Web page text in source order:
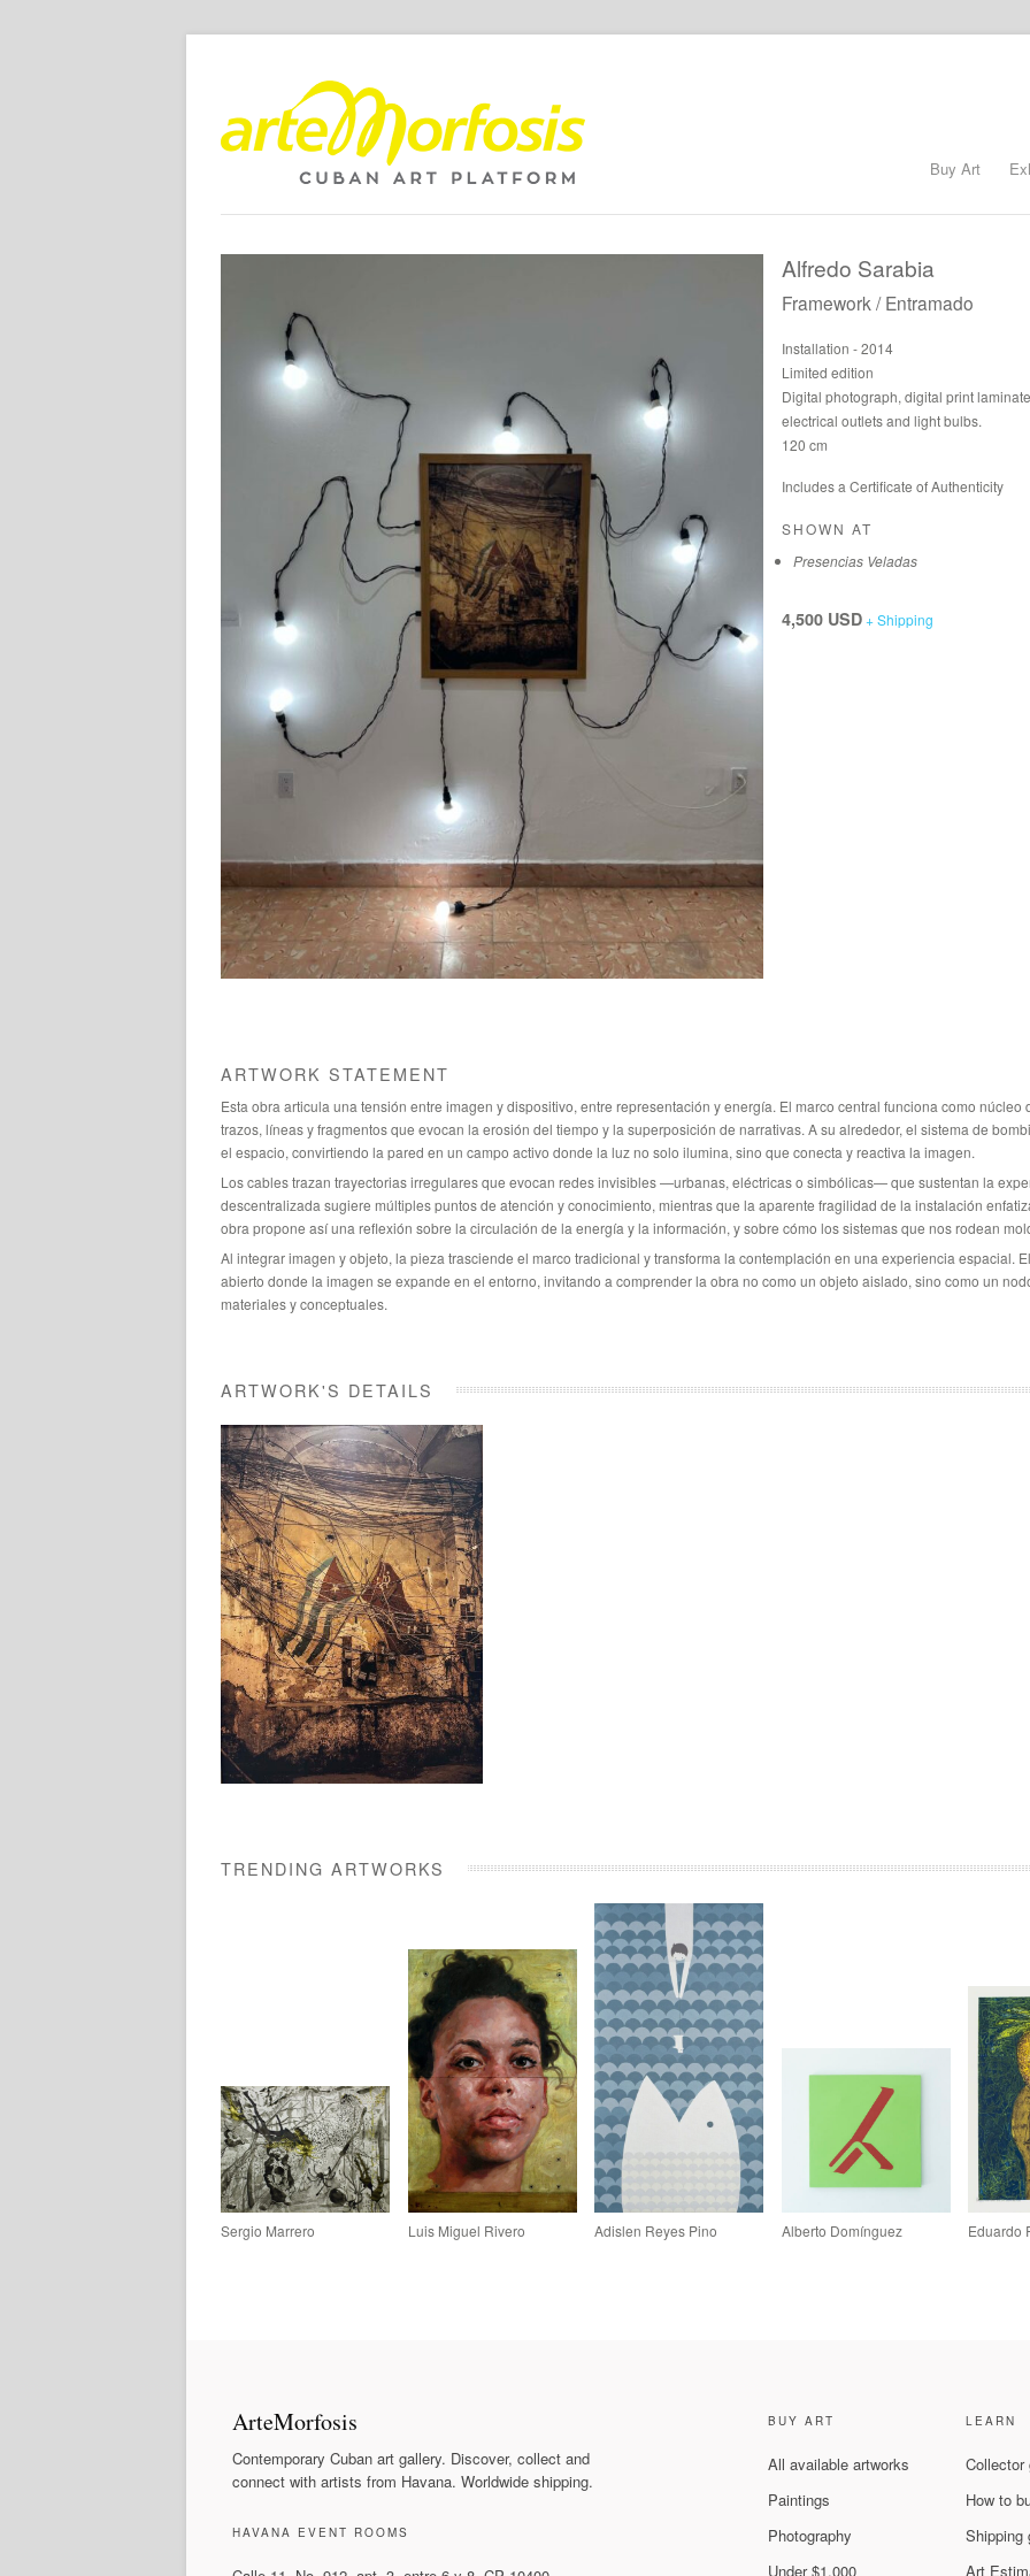
Buy Art
Alfredo Sarabia
Framework / Entramado
Installation - 2014
Limited edition
Digital photograph, digital print
electrical outlets and light bulbs.
120 cm
Includes a Certificate of Authenticity
SHOWN AT
Presencias Veladas
4,500 USD+ Shipping
ARTWORK STATEMENT
Esta obra articula una tensión entre imagen y dispositivo, entre representación y energía. El marco central funciona como
trazos, líneas y fragmentos que evocan la erosión del tiempo y la superposición de narrativas. A su alrededor, el sistema de
el espacio, convirtiendo la pared en un campo activo donde la luz no solo ilumina, sino que conecta y reactiva la imagen.
Los cables trazan trayectorias irregulares que evocan redes invisibles —urbanas, eléctricas o simbólicas— que sustentan la
descentralizada sugiere múltiples puntos de atención y conocimiento, mientras que la aparente fragilidad de la instalación
obra propone así una reflexión sobre la circulación de la energía y la información, y sobre cómo los sistemas que nos rodean
Al integrar imagen y objeto, la pieza trasciende el marco tradicional y transforma la contemplación en una experiencia espacial.
abierto donde la imagen se expande en el entorno, invitando a comprender la obra no como un objeto aislado, sino como un
materiales y conceptuales.
ARTWORK'S DETAILS
TRENDING ARTWORKS
Sergio Marrero Luis Miguel Rivero Adislen Reyes Pino Alberto Domínguez Eduardo
ArteMorfosis
Contemporary Cuban art gallery. Discover, collect and
connect with artists from Havana. Worldwide shipping.
HAVANA EVENT ROOMS
BUY ART
All available artworks
Paintings
Photography
Under $1,000
LEARN
Collector
How to
Shipping
Art